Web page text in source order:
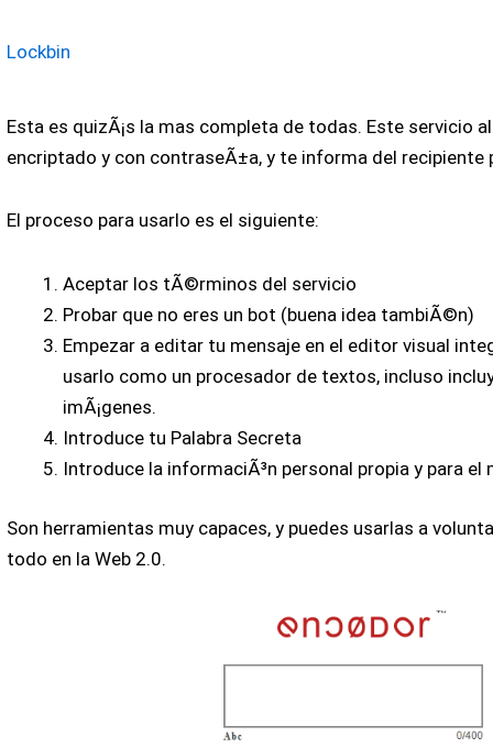
Lockbin
Esta es quizÃ¡s la mas completa de todas. Este servicio
encriptado y con contraseÃ±a, y te informa del recipiente
El proceso para usarlo es el siguiente:
Aceptar los tÃ©rminos del servicio
Probar que no eres un bot (buena idea tambiÃ©n)
Empezar a editar tu mensaje en el editor visual
usarlo como un procesador de textos, incluso
imÃ¡genes.
Introduce tu Palabra Secreta
Introduce la informaciÃ³n personal propia y para el
Son herramientas muy capaces, y puedes usarlas a
todo en la Web 2.0.